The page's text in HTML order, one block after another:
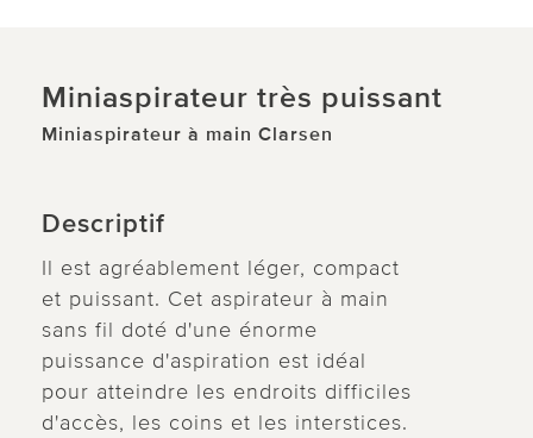
Miniaspirateur très puissant
Miniaspirateur à main Clarsen
Descriptif
Il est agréablement léger, compact
et puissant. Cet aspirateur à main
sans fil doté d'une énorme
puissance d'aspiration est idéal
pour atteindre les endroits difficiles
d'accès, les coins et les interstices.